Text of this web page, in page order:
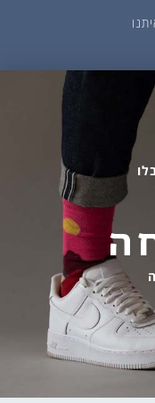
יודפת
לקוחות
ווטסאפ בלבד
058-
13:00